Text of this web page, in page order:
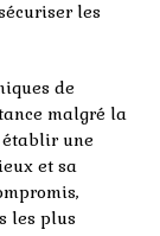
les
de
malgré la
une
et sa
les plus